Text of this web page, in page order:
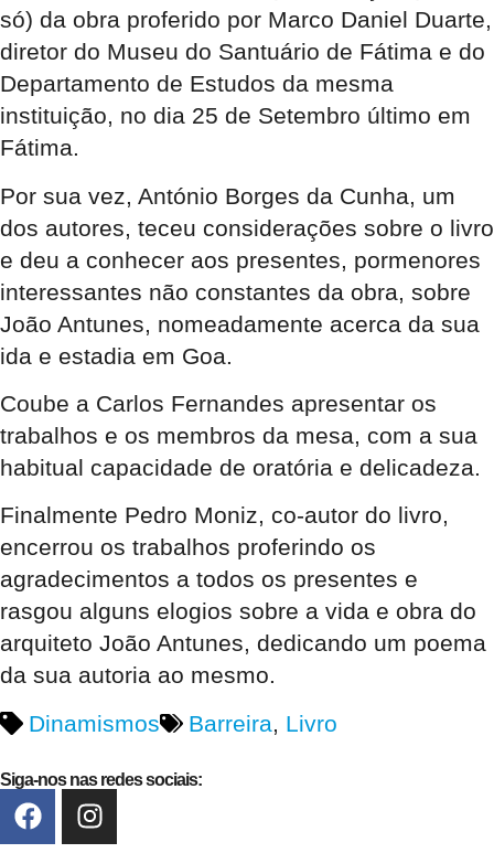
só) da obra proferido por Marco Daniel Duarte,
diretor do Museu do Santuário de Fátima e do
Departamento de Estudos da mesma
instituição, no dia 25 de Setembro último em
Fátima.
Por sua vez, António Borges da Cunha, um
dos autores, teceu considerações sobre o livro
e deu a conhecer aos presentes, pormenores
interessantes não constantes da obra, sobre
João Antunes, nomeadamente acerca da sua
ida e estadia em Goa.
Coube a Carlos Fernandes apresentar os
trabalhos e os membros da mesa, com a sua
habitual capacidade de oratória e delicadeza.
Finalmente Pedro Moniz, co-autor do livro,
encerrou os trabalhos proferindo os
agradecimentos a todos os presentes e
rasgou alguns elogios sobre a vida e obra do
arquiteto João Antunes, dedicando um poema
da sua autoria ao mesmo.
Dinamismos
Barreira, Livro
Siga-nos nas redes sociais: